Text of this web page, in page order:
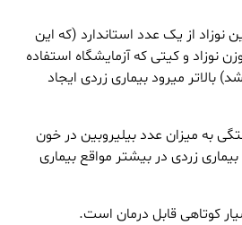
نوزاد از یک عدد استاندارد (که این
نوزاد و کیتی که آزمایشگاه استفاده
بالاتر میرود بیماری زردی ایجاد
به میزان عدد بیلیروبین در خون
زردی در بیشتر مواقع بیماری
کوتاهی قابل درمان است.